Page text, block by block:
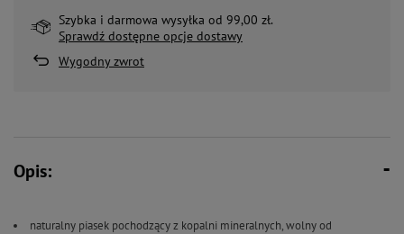
Szybka i darmowa wysyłka od 99,00 zł.
Sprawdź dostępne opcje dostawy
Wygodny zwrot
Opis:
naturalny piasek pochodzący z kopalni mineralnych, wolny od